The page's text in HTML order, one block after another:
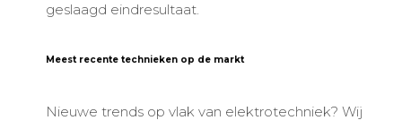
geslaagd eindresultaat.
Meest recente technieken op de markt
Nieuwe trends op vlak van elektrotechniek? Wij